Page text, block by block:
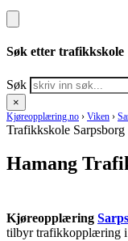
Søk etter trafikkskole
Søk
×
Kjøreopplæring.no › Viken ›
Trafikkskole Sarpsborg
Hamang
Kjøreopplæring
tilbyr trafikkopplæring i